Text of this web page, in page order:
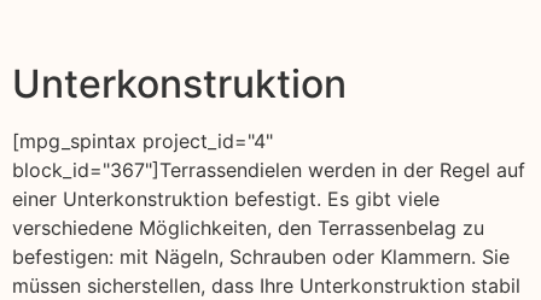
Unterkonstruktion
[mpg_spintax project_id="4"
block_id="367"]Terrassendielen werden in der Regel auf
einer Unterkonstruktion befestigt. Es gibt viele
verschiedene Möglichkeiten, den Terrassenbelag zu
befestigen: mit Nägeln, Schrauben oder Klammern. Sie
müssen sicherstellen, dass Ihre Unterkonstruktion stabil